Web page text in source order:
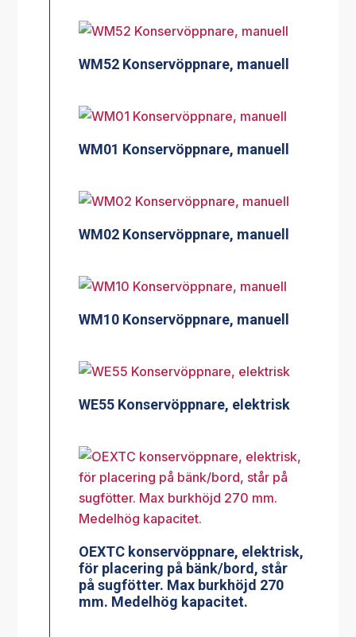
WM52 Konservöppnare, manuell
WM01 Konservöppnare, manuell
WM02 Konservöppnare, manuell
WM10 Konservöppnare, manuell
WE55 Konservöppnare, elektrisk
OEXTC konservöppnare, elektrisk,
för placering på bänk/bord, står
på sugfötter. Max burkhöjd 270
mm. Medelhög kapacitet.